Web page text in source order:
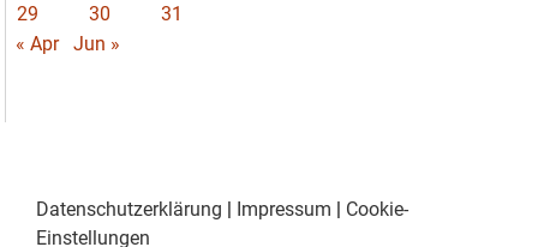
29
30
31
« Apr
Jun »
Datenschutzerklärung | Impressum | Cookie-
Einstellungen